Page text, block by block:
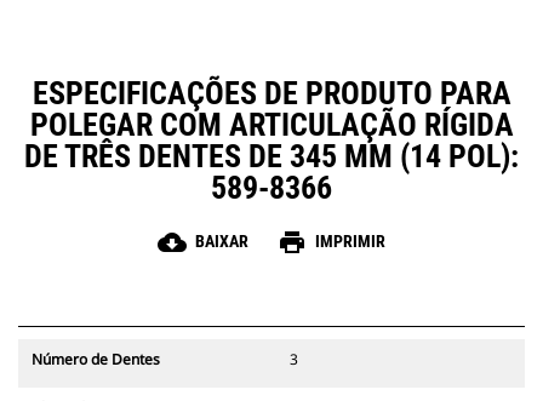
ESPECIFICAÇÕES DE PRODUTO PARA
POLEGAR COM ARTICULAÇÃO RÍGIDA
DE TRÊS DENTES DE 345 MM (14 POL):
589-8366
cloud_download BAIXAR print IMPRIMIR
Número de Dentes 3